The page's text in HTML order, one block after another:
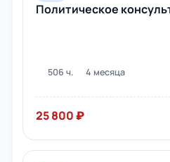
Политическое
506 ч. 4 месяца
25 800 ₽